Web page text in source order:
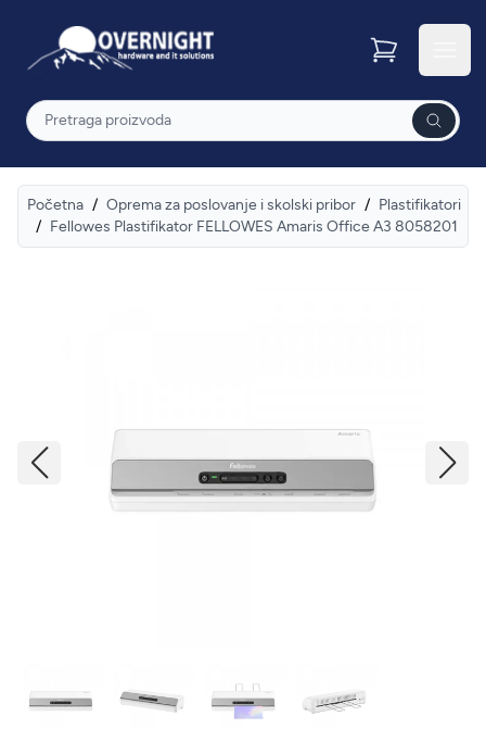
Overnight
Pretraga
Početna / Oprema za poslovanje i skolski pribor / Plastifikatori
/ Fellowes Plastifikator FELLOWES Amaris Office A3 8058201